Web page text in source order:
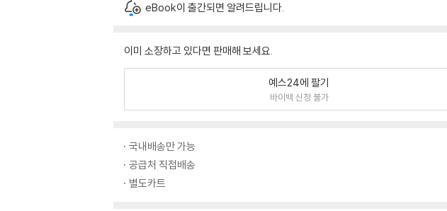
eBook이 출간되면 알려드립니다.
이미 소장하고 있다면 판매해 보세요.
예스24에 팔기
바이백 신청 불가
국내배송만 가능
공급처 직접배송
별도카트